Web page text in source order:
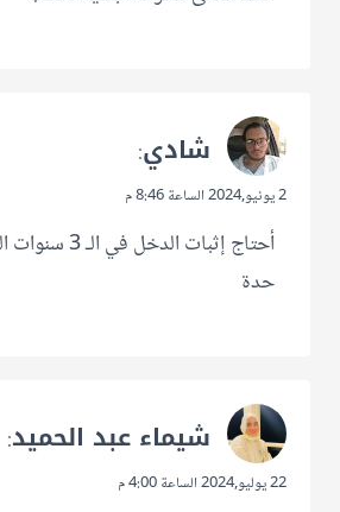
شادي:
2 يونيو,2024 الساعة 8:46 م
أحتاج إثبات
حدة
شيماء عبد الحميد:
22 يوليو,2024 الساعة 4:00 م